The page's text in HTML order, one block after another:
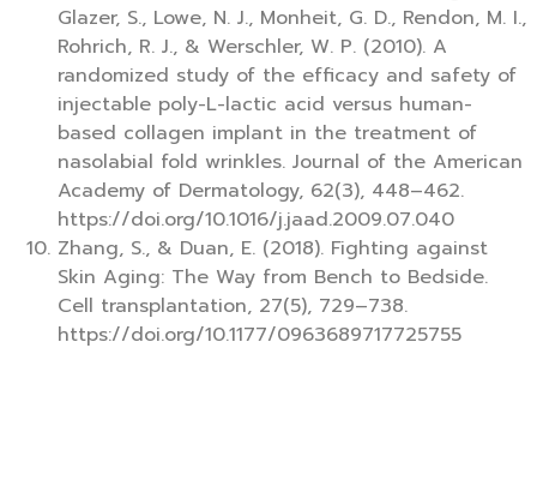
Glazer, S., Lowe, N. J., Monheit, G. D., Rendon, M. I.,
Rohrich, R. J., & Werschler, W. P. (2010). A
randomized study of the efficacy and safety of
injectable poly-L-lactic acid versus human-
based collagen implant in the treatment of
nasolabial fold wrinkles. Journal of the American
Academy of Dermatology, 62(3), 448–462.
https://doi.org/10.1016/j.jaad.2009.07.040
Zhang, S., & Duan, E. (2018). Fighting against
Skin Aging: The Way from Bench to Bedside.
Cell transplantation, 27(5), 729–738.
https://doi.org/10.1177/0963689717725755